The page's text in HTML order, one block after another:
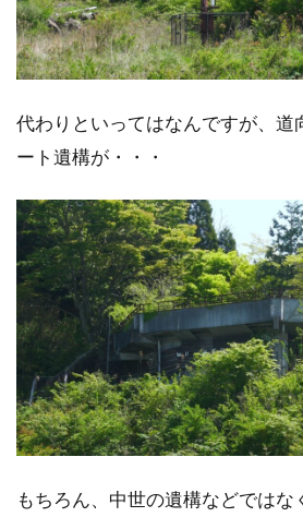
代わりといってはなんですが、道
ート遺構が・・・
もちろん、中世の遺構などではな